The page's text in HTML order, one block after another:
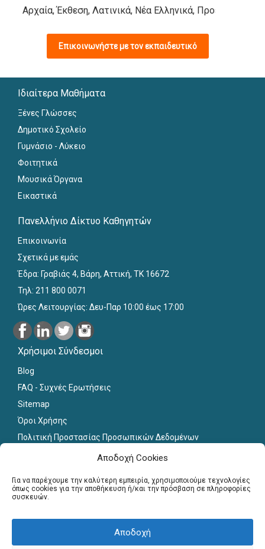
Αποδοχή Cookies
Για να παρέχουμε την καλύτερη εμπειρία, χρησιμοποιούμε τεχνολογίες
όπως cookies για την αποθήκευση ή/και την πρόσβαση σε πληροφορίες
συσκευών.
Αποδοχή
Αρχαία, Έκθεση, Λατινικά, Νέα Ελληνικά, Προετοιμασία
Επικοινωνήστε με τον εκπαιδευτικό
Ιδιαίτερα Μαθήματα
Ξένες Γλώσσες
Δημοτικό Σχολείο
Γυμνάσιο - Λύκειο
Φοιτητικά
Μουσικά Όργανα
Εικαστικά
Πανελλήνιο Δίκτυο Καθηγητών
Επικοινωνία
Σχετικά με εμάς
Έδρα: Γραβιάς 4, Βάρη, Αττική, ΤΚ 16672
Τηλ: 211 800 0071
Ώρες Λειτουργίας: Δευ-Παρ 10:00 έως 17:00
Χρήσιμοι Σύνδεσμοι
Blog
FAQ - Συχνές Ερωτήσεις
Sitemap
Όροι Χρήσης
Πολιτική Προστασίας Προσωπικών Δεδομένων
Για εκπαιδευτικούς
Εγγραφή